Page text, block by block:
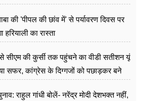
की 'पीपल की छांव में' से पर्यावरण दिवस पर
हरियाली का रास्ता
सीएम की कुर्सी तक पहुंचने का वीडी सतीशन यूं
सफर, कांग्रेस के दिग्गजों को पछाड़कर बने
राहुल गांधी बोलें- नरेंद्र मोदी देशभक्त नहीं,